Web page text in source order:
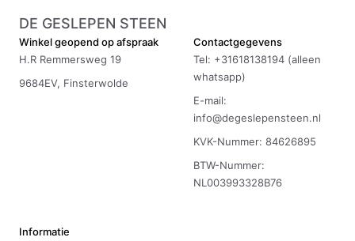
DE GESLEPEN STEEN
Winkel geopend op afspraak
H.R Remmersweg 19
9684EV, Finsterwolde
Contactgegevens
Tel: +31618138194 (alleen
whatsapp)
E-mail:
info@degeslepensteen.nl
KVK-Nummer: 84626895
BTW-Nummer:
NL003993328B76
Informatie